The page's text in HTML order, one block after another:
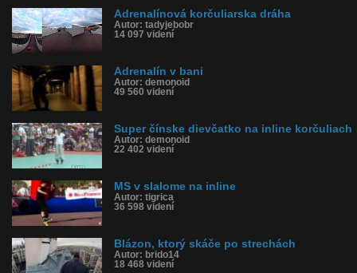
Adrenalínová korčuliarska dráha
Autor: tadyjebobr
14 097 videní
Adrenalín v bani
Autor: demonoid
49 560 videní
Super čínske dievčatko na inline korčuliach
Autor: demonoid
22 402 videní
MS v slalome na inline
Autor: tigrica
36 598 videní
Blázon, ktorý skáče po strechách
Autor: brido14
18 468 videní